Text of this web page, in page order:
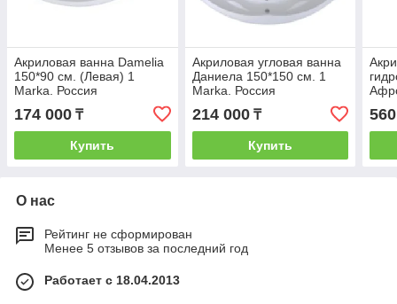
Акриловая ванна Damelia
150*90 см. (Левая) 1
Marka. Россия
174 000 ₸
Купить
Акриловая угловая ванна
Даниела 150*150 см. 1
Marka. Россия
214 000₸
Купить
О нас
Рейтинг не сформирован
Менее 5 отзывов за последний год
Работает с 18.04.2013